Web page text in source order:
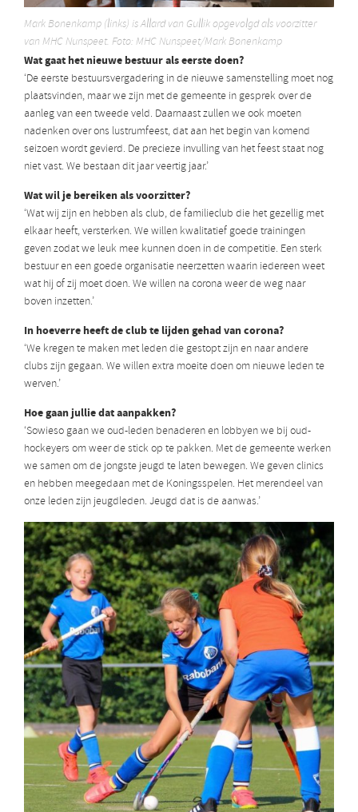
Mark Bonenkamp (links) is Allard van Gullik opgevolgd als voorzitter
van MHC Nunspeet. Foto: MHC Nunspeet/Mark Bonenkamp
Wat gaat het nieuwe bestuur als eerste doen?
‘De eerste bestuursvergadering in de nieuwe samenstelling moet nog
plaatsvinden, maar we zijn met de gemeente in gesprek over de
aanleg van een tweede veld. Daarnaast zullen we ook moeten
nadenken over ons lustrumfeest, dat aan het begin van komend
seizoen wordt gevierd. De precieze invulling van het feest staat nog
niet vast. We bestaan dit jaar veertig jaar.’
Wat wil je bereiken als voorzitter?
‘Wat wij zijn en hebben als club, de familieclub die het gezellig met
elkaar heeft, versterken. We willen kwalitatief goede trainingen
geven zodat we leuk mee kunnen doen in de competitie. Een sterk
bestuur en een goede organisatie neerzetten waarin iedereen weet
wat hij of zij moet doen. We willen na corona weer de weg naar
boven inzetten.’
In hoeverre heeft de club te lijden gehad van corona?
‘We kregen te maken met leden die gestopt zijn en naar andere
clubs zijn gegaan. We willen extra moeite doen om nieuwe leden te
werven.’
Hoe gaan jullie dat aanpakken?
‘Sowieso gaan we oud-leden benaderen en lobbyen we bij oud-
hockeyers om weer de stick op te pakken. Met de gemeente werken
we samen om de jongste jeugd te laten bewegen. We geven clinics
en hebben meegedaan met de Koningsspelen. Het merendeel van
onze leden zijn jeugdleden. Jeugd dat is de aanwas.’